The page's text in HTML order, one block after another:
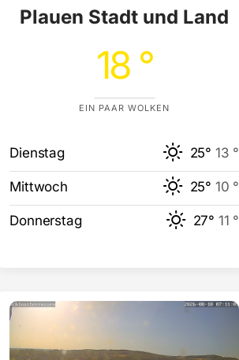
Plauen Stadt und Land
18 °
EIN PAAR WOLKEN
Dienstag 25° 13 °
Mittwoch 25° 10 °
Donnerstag 27° 11 °